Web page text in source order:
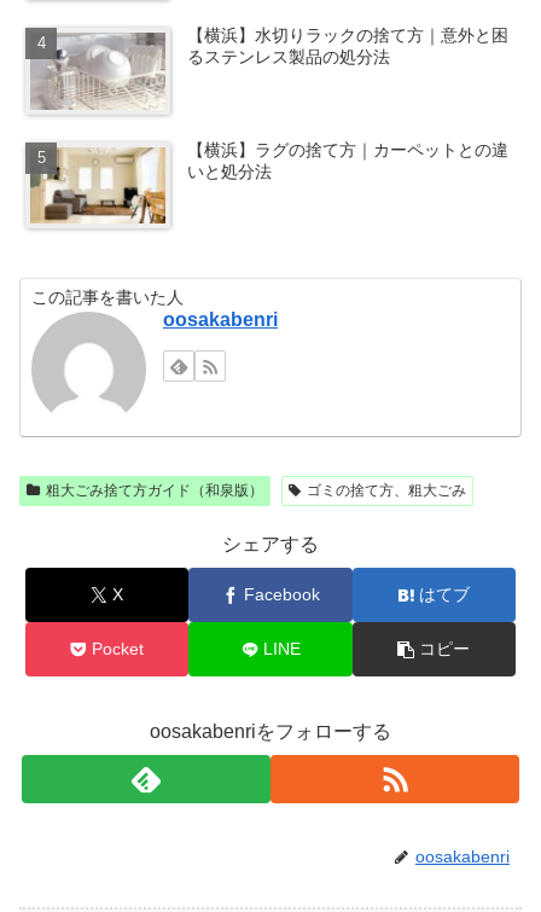
【横浜】水切りラックの捨て方｜意外と困
るステンレス製品の処分法
【横浜】ラグの捨て方｜カーペットとの違
いと処分法
この記事を書いた人
oosakabenri
粗大ごみ捨て方ガイド（和泉版） ゴミの捨て方、粗大ごみ
シェアする
X Facebook はてブ
Pocket LINE コピー
oosakabenriをフォローする
oosakabenri